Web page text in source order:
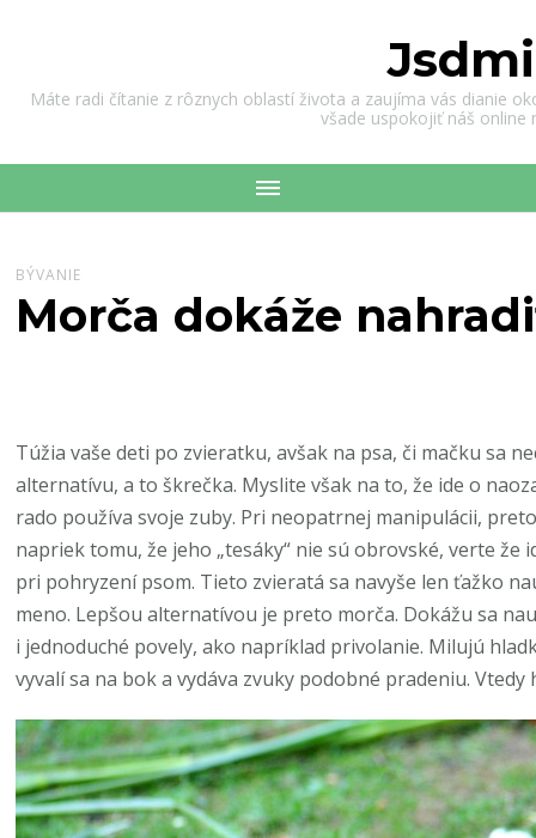
Jsdmi
Máte radi čítanie z rôznych oblastí života a zaujíma vás dianie
všade uspokojiť náš online
BÝVANIE
Morča dokáže
Túžia vaše deti po zvieratku, avšak na psa, či mačku sa
alternatívu, a to škrečka. Myslite však na to, že ide o
rado používa svoje zuby. Pri neopatrnej manipulácii,
napriek tomu, že jeho „tesáky“ nie sú obrovské, verte
pri pohryzení psom. Tieto zvieratá sa navyše len ťažko
meno. Lepšou alternatívou je preto morča. Dokážu sa
i jednoduché povely, ako napríklad privolanie. Milujú
vyvalí sa na bok a vydáva zvuky podobné pradeniu.